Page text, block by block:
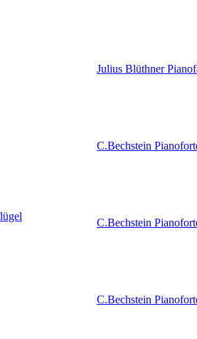
Julius Blüthner
C.Bechstein
C.Bechstein
C.Bechstein